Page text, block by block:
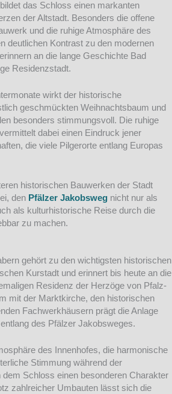
das Schloss einen markanten
der Altstadt. Besonders die offene
und die ruhige Atmosphäre des
deutlichen Kontrast zu den modernen
an die lange Geschichte Bad
Residenzstadt.
wirkt der historische
geschmückten Weihnachtsbaum und
besonders stimmungsvoll. Die ruhige
dabei einen Eindruck jener
die viele Pilgerorte entlang Europas
historischen Bauwerken der Stadt
den Pfälzer Jakobsweg nicht nur als
als kulturhistorische Reise durch die
zu machen.
gehört zu den wichtigsten historischen
Kurstadt und erinnert bis heute an die
Residenz der Herzöge von Pfalz-
mit der Marktkirche, den historischen
Fachwerkhäusern prägt die Anlage
des Pfälzer Jakobsweges.
des Innenhofes, die harmonische
Stimmung während der
Schloss einen besonderen Charakter
zahlreicher Umbauten lässt sich die